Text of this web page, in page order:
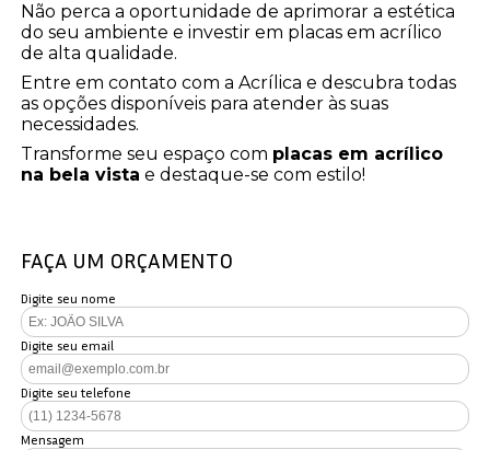
Não perca a oportunidade de aprimorar a estética
do seu ambiente e investir em placas em acrílico
de alta qualidade.
Entre em contato com a Acrílica e descubra todas
as opções disponíveis para atender às suas
necessidades.
Transforme seu espaço com placas em acrílico
na bela vista e destaque-se com estilo!
FAÇA UM ORÇAMENTO
Digite seu nome
Digite seu email
Digite seu telefone
Mensagem